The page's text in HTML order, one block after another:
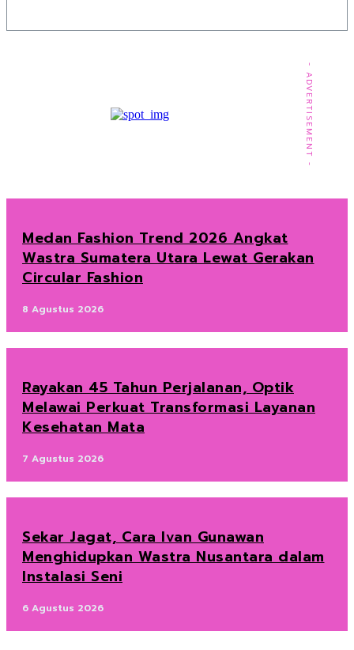
- ADVERTISEMENT -
Medan Fashion Trend 2026 Angkat
Wastra Sumatera Utara Lewat Gerakan
Circular Fashion
8 Agustus 2026
Rayakan 45 Tahun Perjalanan, Optik
Melawai Perkuat Transformasi Layanan
Kesehatan Mata
7 Agustus 2026
Sekar Jagat, Cara Ivan Gunawan
Menghidupkan Wastra Nusantara dalam
Instalasi Seni
6 Agustus 2026